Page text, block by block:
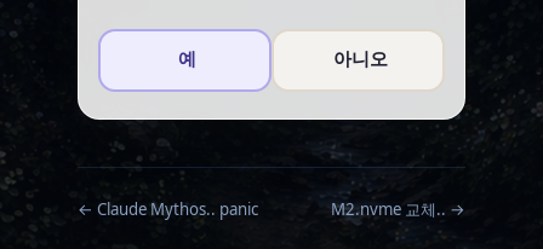
예 아니오
← Claude Mythos.. panic M2.nvme 교체.. →